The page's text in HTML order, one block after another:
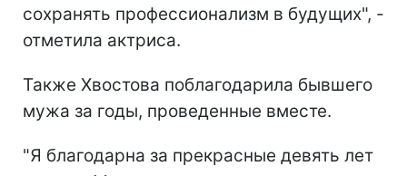
сохранять профессионализм в будущих", -
отметила актриса.
Также Хвостова поблагодарила бывшего
мужа за годы, проведенные вместе.
"Я благодарна за прекрасные девять лет